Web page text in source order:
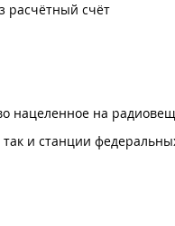
расчётный счёт
нацеленное на
и станции